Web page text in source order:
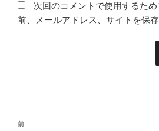
次回のコメントで使用するた
前、メールアドレス、サイトを保存
投
前
前